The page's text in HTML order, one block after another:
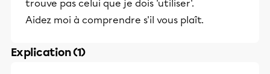
trouve pas celui que je dois 'utiliser'.
Aidez moi à comprendre s'il vous plaît.
Explication (1)